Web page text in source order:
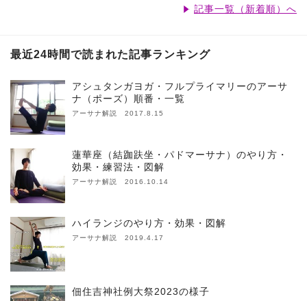
記事一覧（新着順）へ
最近24時間で読まれた記事ランキング
アシュタンガヨガ・フルプライマリーのアーサ
ナ（ポーズ）順番・一覧
アーサナ解説 2017.8.15
蓮華座（結跏趺坐・パドマーサナ）のやり方・
効果・練習法・図解
アーサナ解説 2016.10.14
ハイランジのやり方・効果・図解
アーサナ解説 2019.4.17
佃住吉神社例大祭2023の様子